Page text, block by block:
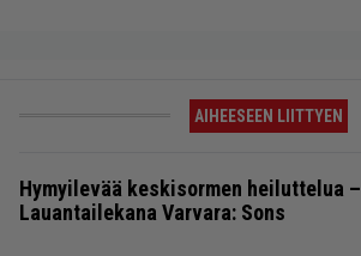
AIHEESEEN LIITTYEN
Hymyilevää keskisormen heiluttelua –
Lauantailekana Varvara: Sons